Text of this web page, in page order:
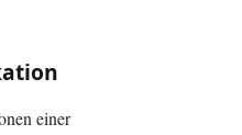
einer